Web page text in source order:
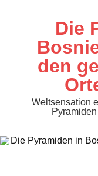
Die
den
Weltsensation